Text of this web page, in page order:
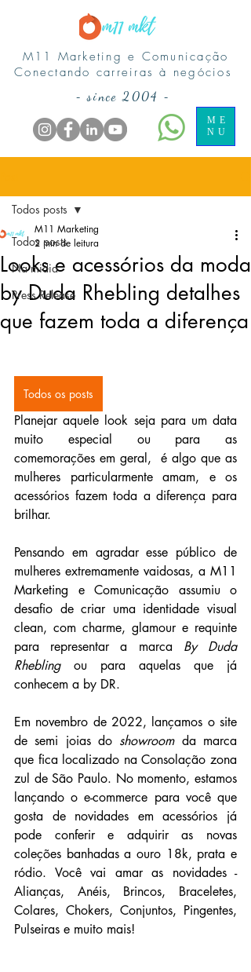
M11 Marketing e Comunicação
Conectando carreiras à negócios
ME
NU
-since 2004 -
Todos posts
Na midia
Press Release
Todos posts
Looks e acessórios da moda
by Duda Rhebling detalhes
que fazem toda a diferença
M11 Marketing
2 min de leitura
Todos os posts
Planejar aquele look seja para um data
muito especial ou para as
comemorações em geral,  é algo que as
mulheres particularmente amam, e os
acessórios fazem toda a diferença para
brilhar.
Pensando em agradar esse público de
mulheres extremamente vaidosas, a M11
Marketing e Comunicação assumiu o
desafio de criar uma identidade visual
clean, com charme, glamour e requinte
para representar a marca By Duda
Rhebling ou para aquelas que já
conhecem a by DR.
Em novembro de 2022, lançamos o site
de semi joias do showroom da marca
que fica localizado na Consolação zona
zul de São Paulo. No momento, estamos
lançando o e-commerce para você que
gosta de novidades em acessórios já
pode conferir e adquirir as novas
coleções banhadas a ouro 18k, prata e
ródio. Você vai amar as novidades -
Alianças, Anéis, Brincos, Braceletes,
Colares, Chokers, Conjuntos, Pingentes,
Pulseiras e muito mais!